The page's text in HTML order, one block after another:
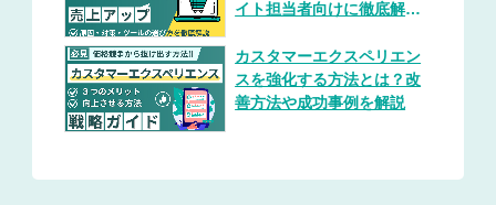
イト担当者向けに徹底解
カスタマーエクスペリエン
スを強化する方法とは？改
善方法や成功事例を解説